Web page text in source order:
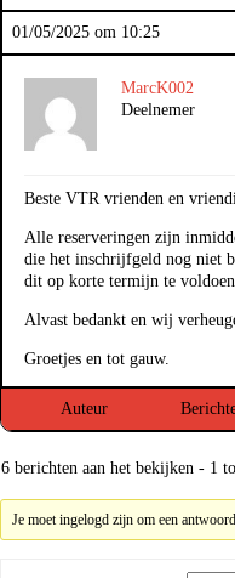
01/05/2025 om 10:25
MarcK002
Deelnemer
Beste VTR vrienden en
Alle reserveringen zijn
die het inschrijfgeld nog niet
dit op korte termijn te
Alvast bedankt en wij
Groetjes en tot gauw.
Auteur
6 berichten aan het bekijken - 1
Je moet ingelogd zijn om een